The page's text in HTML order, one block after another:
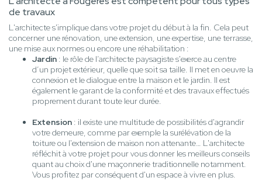
de travaux
L'architecte s'implique dans votre projet du début à la fin. Cela peut
concerner une rénovation, une extension, une expertise, une terrasse,
une mise aux normes ou encore une réhabilitation :
Jardin : le rôle de l’architecte paysagiste s'exerce au centre
d’un projet extérieur, quelle que soit sa taille. Il met en oeuvre la
connexion et le dialogue entre la maison et le jardin. Il est
également le garant de la conformité et des travaux effectués
proprement durant toute leur durée.
Extension : il existe une multitude de possibilités d'agrandir
votre demeure, comme par exemple la surélévation de la
toiture ou l'extension de maison non attenante… L'architecte
réfléchit à votre projet pour vous donner les meilleurs conseils
quant au choix d'une maçonnerie traditionnelle notamment.
Vous profitez par conséquent d'un espace à vivre en plus.